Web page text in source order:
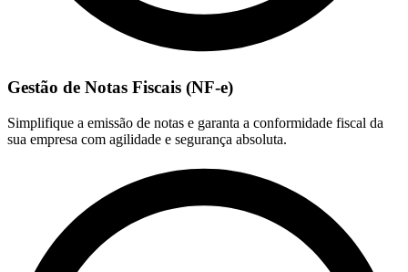
Gestão de Notas Fiscais (NF-e)
Simplifique a emissão de notas e garanta a conformidade fiscal da
sua empresa com agilidade e segurança absoluta.